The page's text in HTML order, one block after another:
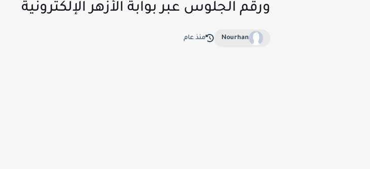
ورقم الجلوس عبر بوابة الأزهر الإلكترونية
Nourhan منذ عام